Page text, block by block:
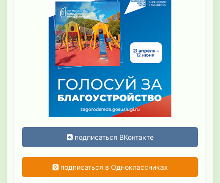
подписаться ВКонтакте
подписаться в Одноклассниках